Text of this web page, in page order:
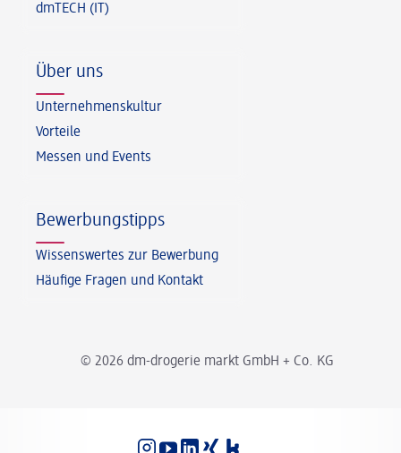
© 2026 dm-drogerie markt GmbH + Co. KG
dmTECH (IT)
Über uns
Unternehmenskultur
Vorteile
Messen und Events
Bewerbungstipps
Wissenswertes zur Bewerbung
Häufige Fragen und Kontakt